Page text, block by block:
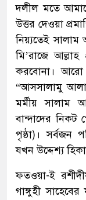
দলীল মতে
উত্তর দেওয়া
নিয়্যতেই
মি’রাজে
করবোনা। আরো
“আসসালামু
মর্মীয় সালাম
বান্দাদের
পৃষ্ঠা)। সর্বজন
যখন উদ্দেশ্য
ফতওয়া-ই
গাঙ্গুহী